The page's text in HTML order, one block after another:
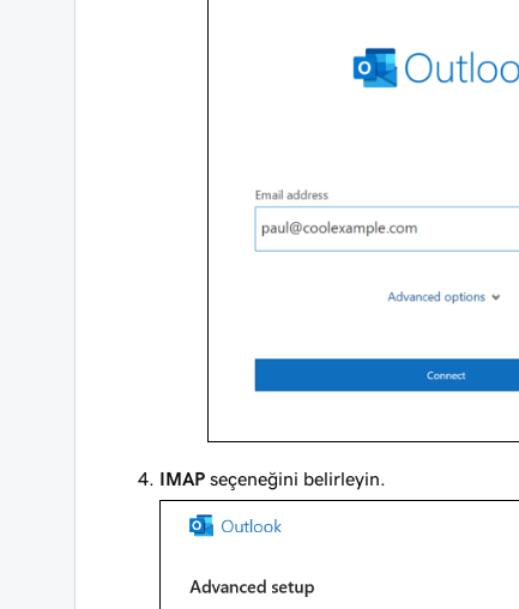
IMAP seçeneğini belirleyin.